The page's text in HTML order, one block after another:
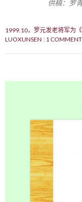
供稿：罗
1999.10，罗元发老将军为
LUOXUNSEN
1 COMMENT